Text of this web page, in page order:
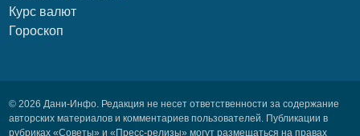
Курс валют
Гороскоп
© 2026 Дани-Инфо. Редакция не несет ответственности за содержание
авторских материалов и комментариев пользователей. Публикации в
рубриках «Советы» и «Пресс-релизы» могут размещаться на правах